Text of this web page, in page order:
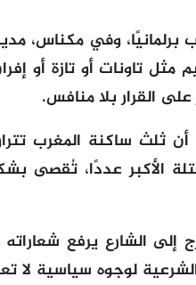
وفي مكناس،
مثل تاونات أو تازة أو
القرار بلا منافس.
الأكبر عددًا، تُقصى
الشارع يرفع
لوجوه سياسية لا